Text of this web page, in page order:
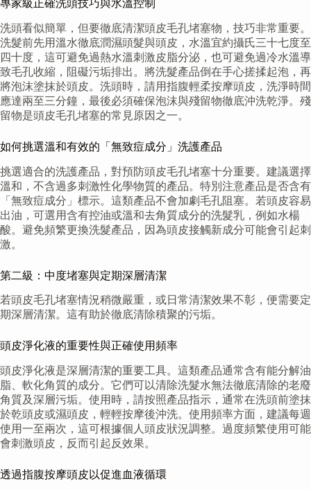
專家級正確洗頭技巧與水溫控制
洗頭看似簡單，但要徹底清潔頭皮毛孔堵塞物，技巧非常重要。
洗髮前先用溫水徹底潤濕頭髮與頭皮，水溫宜約攝氏三十七度至
四十度，這可避免過熱水溫刺激皮脂分泌，也可避免過冷水溫導
致毛孔收縮，阻礙污垢排出。將洗髮產品倒在手心搓揉起泡，再
將泡沫塗抹於頭皮。洗頭時，請用指腹輕柔按摩頭皮，洗淨時間
應達兩至三分鐘，最後必須確保泡沫與殘留物徹底沖洗乾淨。殘
留物是頭皮毛孔堵塞的常見原因之一。
如何挑選溫和有效的「無致痘成分」洗護產品
挑選適合的洗護產品，對預防頭皮毛孔堵塞十分重要。建議選擇
溫和，不含過多刺激性化學物質的產品。特別注意產品是否含有
「無致痘成分」標示。這類產品不會加劇毛孔阻塞。若頭皮容易
出油，可選用含有控油或溫和去角質成分的洗髮乳，例如水楊
酸。避免頻繁更換洗髮產品，因為頭皮接觸新成分可能會引起刺
激。
第二級：中度堵塞與定期深層清潔
若頭皮毛孔堵塞情況稍微嚴重，或日常清潔效果不彰，便需要定
期深層清潔。這有助於徹底清除積聚的污垢。
頭皮淨化液的重要性與正確使用頻率
頭皮淨化液是深層清潔的重要工具。這類產品通常含有能分解油
脂、軟化角質的成分。它們可以清除洗髮水無法徹底清除的老廢
角質及深層污垢。使用時，請按照產品指示，通常在洗頭前塗抹
於乾頭皮或濕頭皮，輕輕按摩後沖洗。使用頻率方面，建議每週
使用一至兩次，這可根據個人頭皮狀況調整。過度頻繁使用可能
會刺激頭皮，反而引起反效果。
透過指腹按摩頭皮以促進血液循環